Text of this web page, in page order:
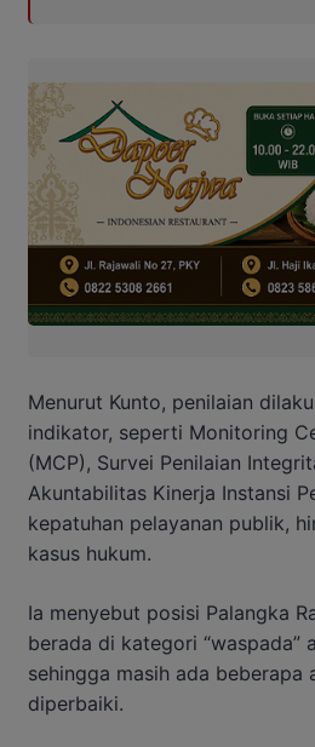
Menurut Kunto, penilaian
indikator, seperti Monitoring
(MCP), Survei Penilaian
Akuntabilitas Kinerja Instansi
kepatuhan pelayanan publik,
kasus hukum.
Ia menyebut posisi Palangka
berada di kategori “waspada”
sehingga masih ada beberapa
diperbaiki.